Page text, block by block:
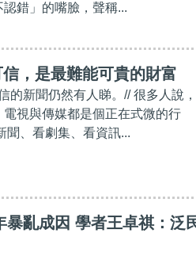
錯」的嘴臉，聲稱...
，是最難能可貴的財富
的新聞仍然有人睇。// 很多人說，
視與傳媒都是個正在式微的行
聞、看劇集、看資訊...
暴亂成因 學者王卓祺：泛